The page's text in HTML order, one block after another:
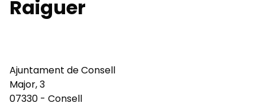
Raiguer
Ajuntament de Consell
Major, 3
07330 - Consell